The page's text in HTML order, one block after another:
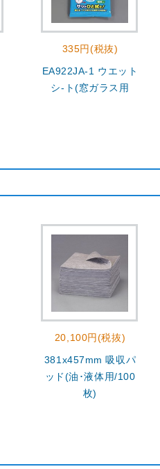
335円(税抜)
EA922JA-1 ウエット
シ-ト(窓ガラス用
20,100円(税抜)
381x457mm 吸収パ
ッド(油･液体用/100
枚)